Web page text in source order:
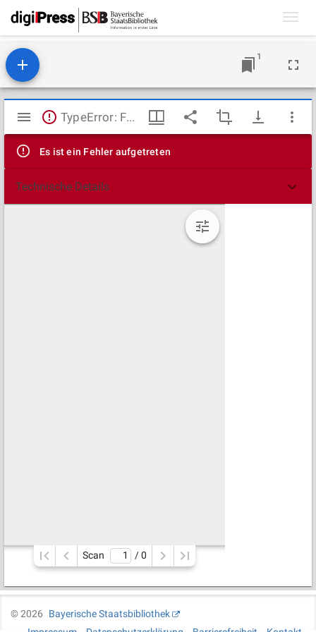
1
Mirador
Viewer
TypeError: Failed to fetch
Es ist ein Fehler aufgetreten
Technische Details
Scan / 0
©2026
Bayerische Staatsbibliothek